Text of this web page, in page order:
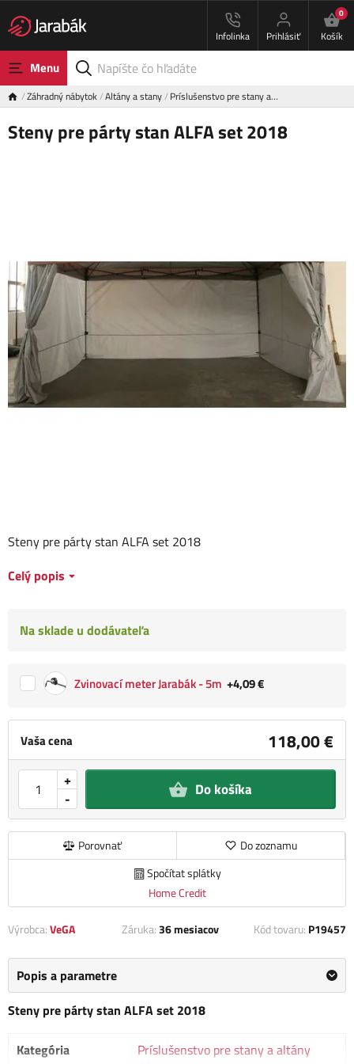
Infolinka Prihlásiť
0
Košík
Menu
Záhradný nábytok Altány a stany Príslušenstvo pre stany a…
Steny pre párty stan ALFA set 2018
Vaša cena 118,00 €
-
+ Do košíka
Porovnať
Do zoznamu
Spočítat splátky
Home Credit
Steny pre párty stan ALFA set 2018
Celý popis
Na sklade u dodávateľa
Zvinovací meter Jarabák - 5m +4,09 €
Výrobca:VeGA Záruka:36 mesiacov Kód tovaru: P19457
Popis a parametre
Steny pre párty stan ALFA set 2018
Kategória
Príslušenstvo pre stany a altány